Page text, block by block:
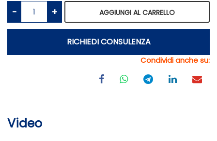
Quantità
AGGIUNGI AL CARRELLO
RICHIEDI CONSULENZA
Condividi anche su:
Video